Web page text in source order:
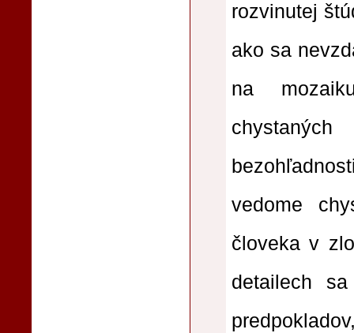
rozvinutej
ako sa
na
vedome
človeka v
detailech